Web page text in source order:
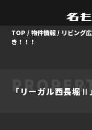
TOP /物件情報 / リビング
き！！！
「リーガル西長堀